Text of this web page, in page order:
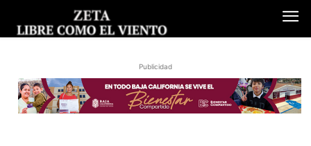
Publicidad